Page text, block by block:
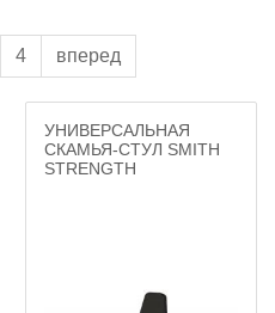
4 вперед
УНИВЕРСАЛЬНАЯ
СКАМЬЯ-СТУЛ SMITH
STRENGTH